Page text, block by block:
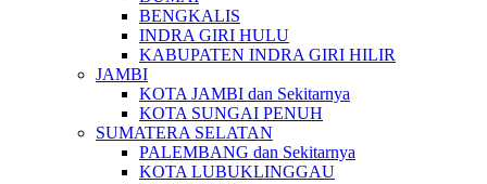
BENGKALIS
INDRA GIRI HULU
KABUPATEN INDRA GIRI HILIR
JAMBI
KOTA JAMBI dan Sekitarnya
KOTA SUNGAI PENUH
SUMATERA SELATAN
PALEMBANG dan Sekitarnya
KOTA LUBUKLINGGAU